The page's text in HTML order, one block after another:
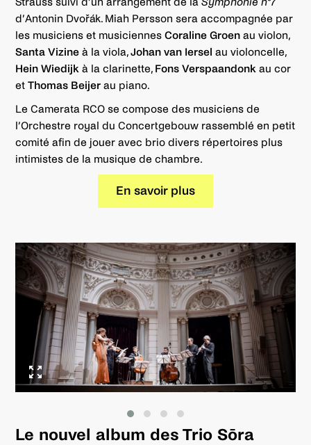
d’Antonin Dvořák. Miah Persson sera accompagnée par
les musiciens et musiciennesCoraline Groenau violon,
Santa Vizineà la viola,Johan van Ierselau violoncelle,
Hein Wiedijkà la clarinette, Fons Verspaandonkau cor
etThomas Beijerau piano.
Le Camerata RCO se compose des musiciens de
l’Orchestre royal du Concertgebouw rassemblé en petit
comité afin de jouer avec brio divers répertoires plus
intimistes de la musique de chambre.
En savoir plus
Le nouvel album des Trio Sōra